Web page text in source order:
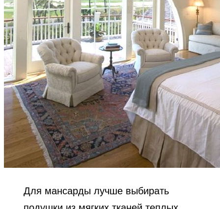
Для мансарды лучше выбирать